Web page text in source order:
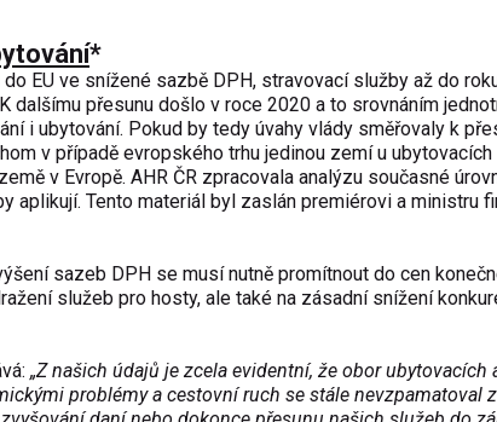
*
EU ve snížené sazbě DPH, stravovací služby až do
dalšímu přesunu došlo v roce 2020 a to srovnáním
i ubytování. Pokud by tedy úvahy vlády směřovaly k
v případě evropského trhu jedinou zemí u
v Evropě. AHR ČR zpracovala analýzu současné
aplikují. Tento materiál byl zaslán premiérovi a ministru
sazeb DPH se musí nutně promítnout do cen
služeb pro hosty, ale také na zásadní snížení
„Z našich údajů je zcela evidentní, že obor ubytovacích
problémy a cestovní ruch se stále nevzpamatoval